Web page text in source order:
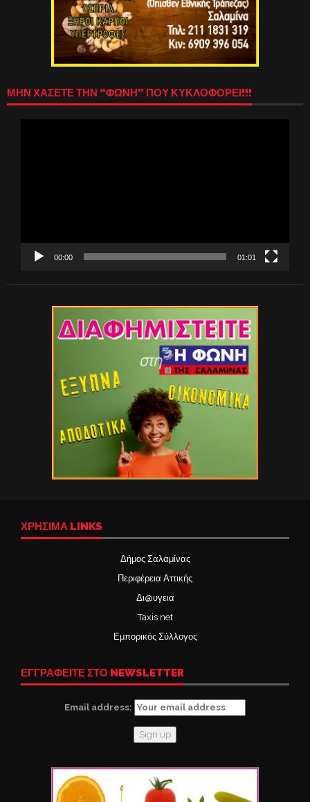
ΜΗΝ ΧΑΣΕΤΕ ΤΗΝ “ΦΩΝΗ” ΠΟΥ ΚΥΚΛΟΦΟΡΕΙ!!!
00:00 01:01
ΧΡΉΣΙΜΑ LINKS
Δήμος Σαλαμίνας
Περιφέρεια Αττικής
Δι@υγεια
Taxis net
Εμπορικός Σύλλογος
ΕΓΓΡΑΦΕΙΤΕ ΣΤΟ NEWSLETTER
Email address: